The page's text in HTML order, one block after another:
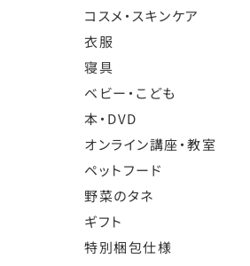
コスメ・スキンケア
衣服
寝具
ベビー・こども
本・DVD
オンライン講座・教室
ペットフード
野菜のタネ
ギフト
特別梱包仕様